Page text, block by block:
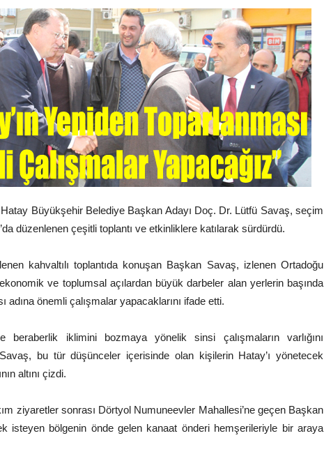
Büyükşehir Belediye Başkan Adayı Doç. Dr. Lütfü Savaş, seçim
düzenlenen çeşitli toplantı ve etkinliklere katılarak sürdürdü.
kahvaltılı toplantıda konuşan Başkan Savaş, izlenen Ortadoğu
ve toplumsal açılardan büyük darbeler alan yerlerin başında
adına önemli çalışmalar yapacaklarını ifade etti.
beraberlik iklimini bozmaya yönelik sinsi çalışmaların varlığını
bu tür düşünceler içerisinde olan kişilerin Hatay’ı yönetecek
altını çizdi.
ziyaretler sonrası Dörtyol Numuneevler Mahallesi’ne geçen Başkan
isteyen bölgenin önde gelen kanaat önderi hemşerileriyle bir araya